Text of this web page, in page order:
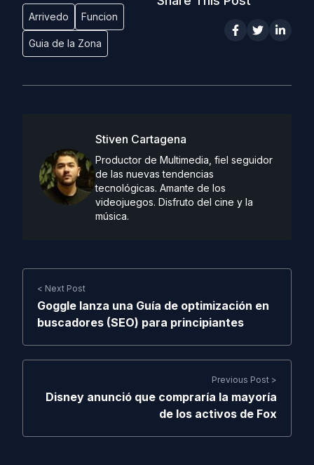
Arrivedo Funcion
Guia de la Zona
Stiven Cartagena
Productor de Multimedia, fiel seguidor
de las nuevas tendencias
tecnológicas. Amante de los
videojuegos. Disfruto del cine y la
música.
< Next Post
Goggle lanza una Guía de optimización en
buscadores (SEO) para principiantes
Previous Post >
Disney anunció que compraría la mayoría
de los activos de Fox